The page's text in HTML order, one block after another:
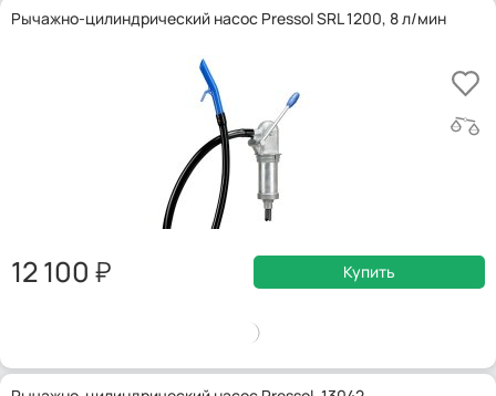
Рычажно-цилиндрический насос Pressol SRL 1200, 8 л/мин
12 100 Купить